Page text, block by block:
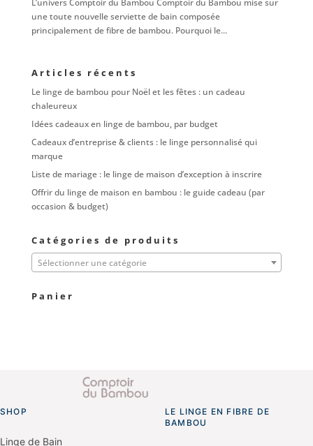
L’univers Comptoir du Bambou Comptoir du Bambou mise sur
une toute nouvelle serviette de bain composée
principalement de fibre de bambou. Pourquoi le...
Articles récents
Le linge de bambou pour Noël et les fêtes : un cadeau
chaleureux
Idées cadeaux en linge de bambou, par budget
Cadeaux d’entreprise & clients : le linge personnalisé qui
marque
Liste de mariage : le linge de maison d’exception à inscrire
Offrir du linge de maison en bambou : le guide cadeau (par
occasion & budget)
Catégories de produits
Sélectionner une catégorie
Panier
SHOP
Linge de Bain
LE LINGE EN FIBRE DE
BAMBOU